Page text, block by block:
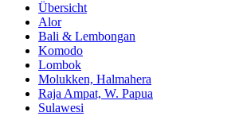
Übersicht
Alor
Bali & Lembongan
Komodo
Lombok
Molukken, Halmahera
Raja Ampat, W. Papua
Sulawesi